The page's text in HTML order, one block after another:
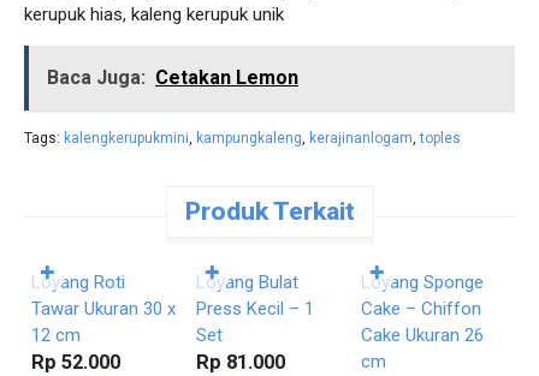
kerupuk hias, kaleng kerupuk unik
Baca Juga: Cetakan Lemon
Tags: kalengkerupukmini, kampungkaleng, kerajinanlogam,toples
Produk Terkait
Loyang Roti
Tawar Ukuran 30 x
12 cm
Rp 52.000
✚
Pesan
Loyang Bulat
Press Kecil – 1
Set
Rp 81.000
✚
Loyang Sponge
Cake – Chiffon
Cake Ukuran 26
cm
✚